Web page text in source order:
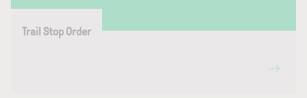
Trail Stop Order